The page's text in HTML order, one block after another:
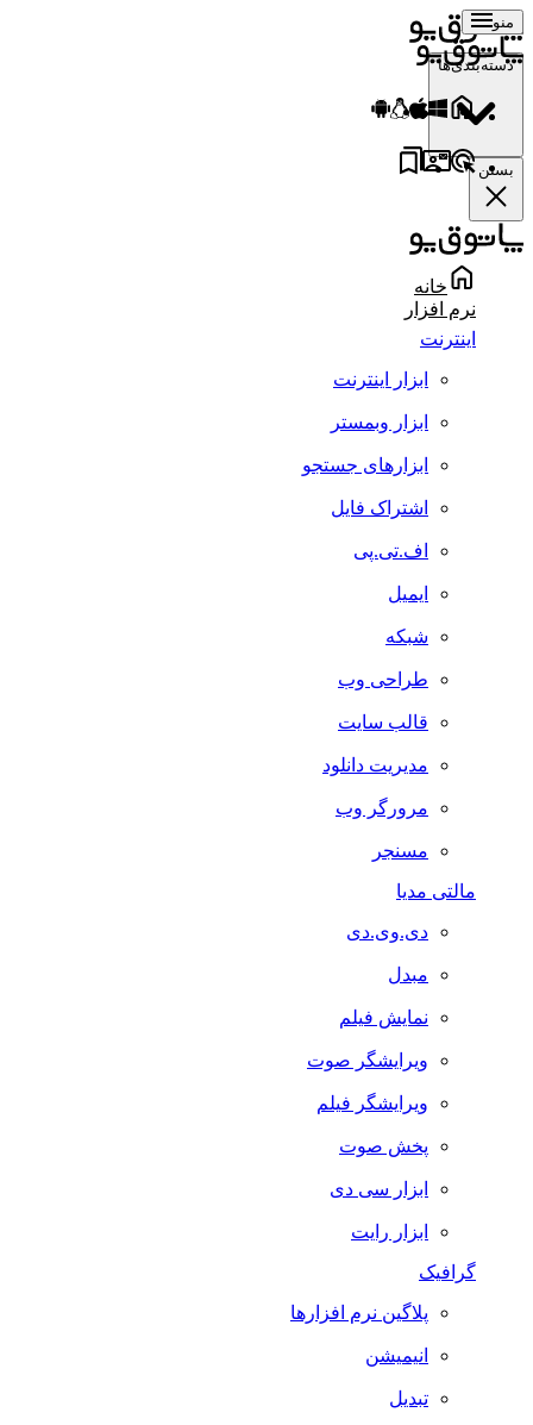
منو
دسته‌بندی‌ها
بستن
خانه
نرم افزار
اینترنت
ابزار اینترنت
ابزار وبمستر
ابزارهای جستجو
اشتراک فایل
اف.تی.پی
ایمیل
شبکه
طراحی وب
قالب سایت
مدیریت دانلود
مرورگر وب
مسنجر
مالتی مدیا
دی.وی.دی
مبدل
نمایش فیلم
ویرایشگر صوت
ویرایشگر فیلم
پخش صوت
ابزار سی دی
ابزار رایت
گرافیک
پلاگین نرم افزارها
انیمیشن
تبدیل